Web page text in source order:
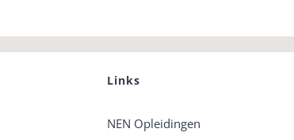
Links
NEN Opleidingen